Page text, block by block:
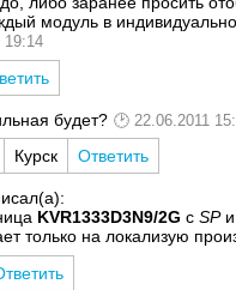
модуль в
19:14
будет? 22.06.2011
Курск Ответить
KVR1333D3N9/2G сSPи
только на локализую